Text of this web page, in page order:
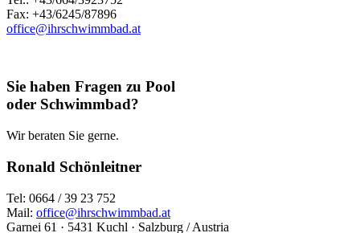
Fax: +43/6245/87896
office@ihrschwimmbad.at
Sie haben Fragen zu Pool
oder Schwimmbad?
Wir beraten Sie gerne.
Ronald Schönleitner
Tel: 0664 / 39 23 752
Mail: office@ihrschwimmbad.at
Garnei 61 · 5431 Kuchl · Salzburg / Austria